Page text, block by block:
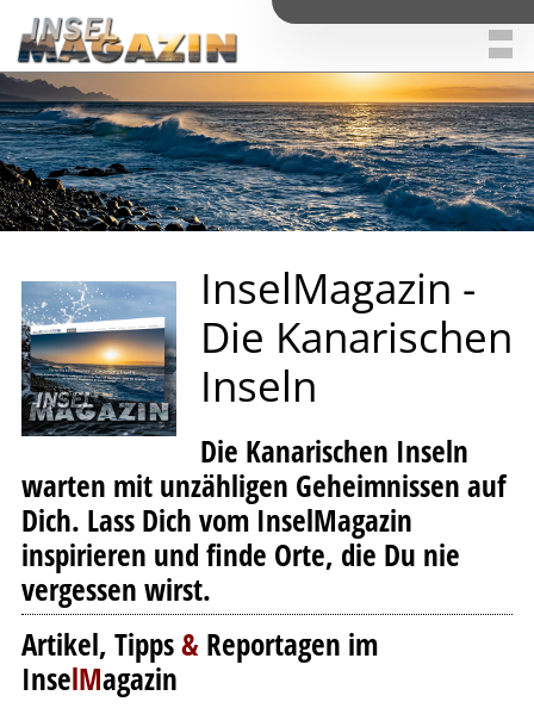
InselMagazin -
Die Kanarischen
Inseln
Die Kanarischen Inseln
warten mit unzähligen Geheimnissen auf
Dich. Lass Dich vom InselMagazin
inspirieren und finde Orte, die Du nie
vergessen wirst.
Artikel, Tipps& Reportagen im
InselMagazin